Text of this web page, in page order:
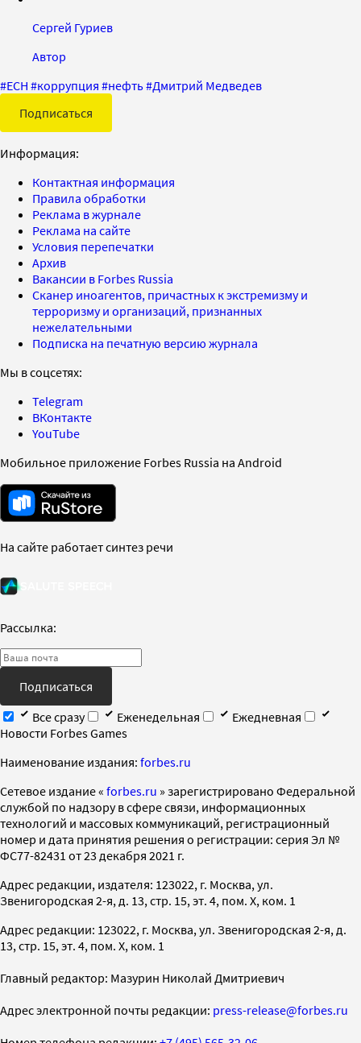
Сергей Гуриев
Автор
#ЕСН #коррупция #нефть#Дмитрий Медведев
Подписаться
Информация:
Контактная информация
Правила обработки
Реклама в журнале
Реклама на сайте
Условия перепечатки
Архив
Вакансии в Forbes Russia
Сканер иноагентов, причастных к экстремизму и
терроризму и организаций, признанных
нежелательными
Подписка на печатную версию журнала
Мы в соцсетях:
Telegram
ВКонтакте
YouTube
Мобильное приложение Forbes Russia на Android
На сайте работает синтез речи
Рассылка:
Подписаться
Все сразу
Еженедельная
Ежедневная
Новости Forbes Games
Наименование издания: forbes.ru
Cетевое издание « forbes.ru » зарегистрировано Федеральной
службой по надзору в сфере связи, информационных
технологий и массовых коммуникаций, регистрационный
номер и дата принятия решения о регистрации: серия Эл №
ФС77-82431 от 23 декабря 2021 г.
Адрес редакции, издателя: 123022, г. Москва, ул.
Звенигородская 2-я, д. 13, стр. 15, эт. 4, пом. X, ком. 1
Адрес редакции: 123022, г. Москва, ул. Звенигородская 2-я, д.
13, стр. 15, эт. 4, пом. X, ком. 1
Главный редактор: Мазурин Николай Дмитриевич
Адрес электронной почты редакции: press-release@forbes.ru